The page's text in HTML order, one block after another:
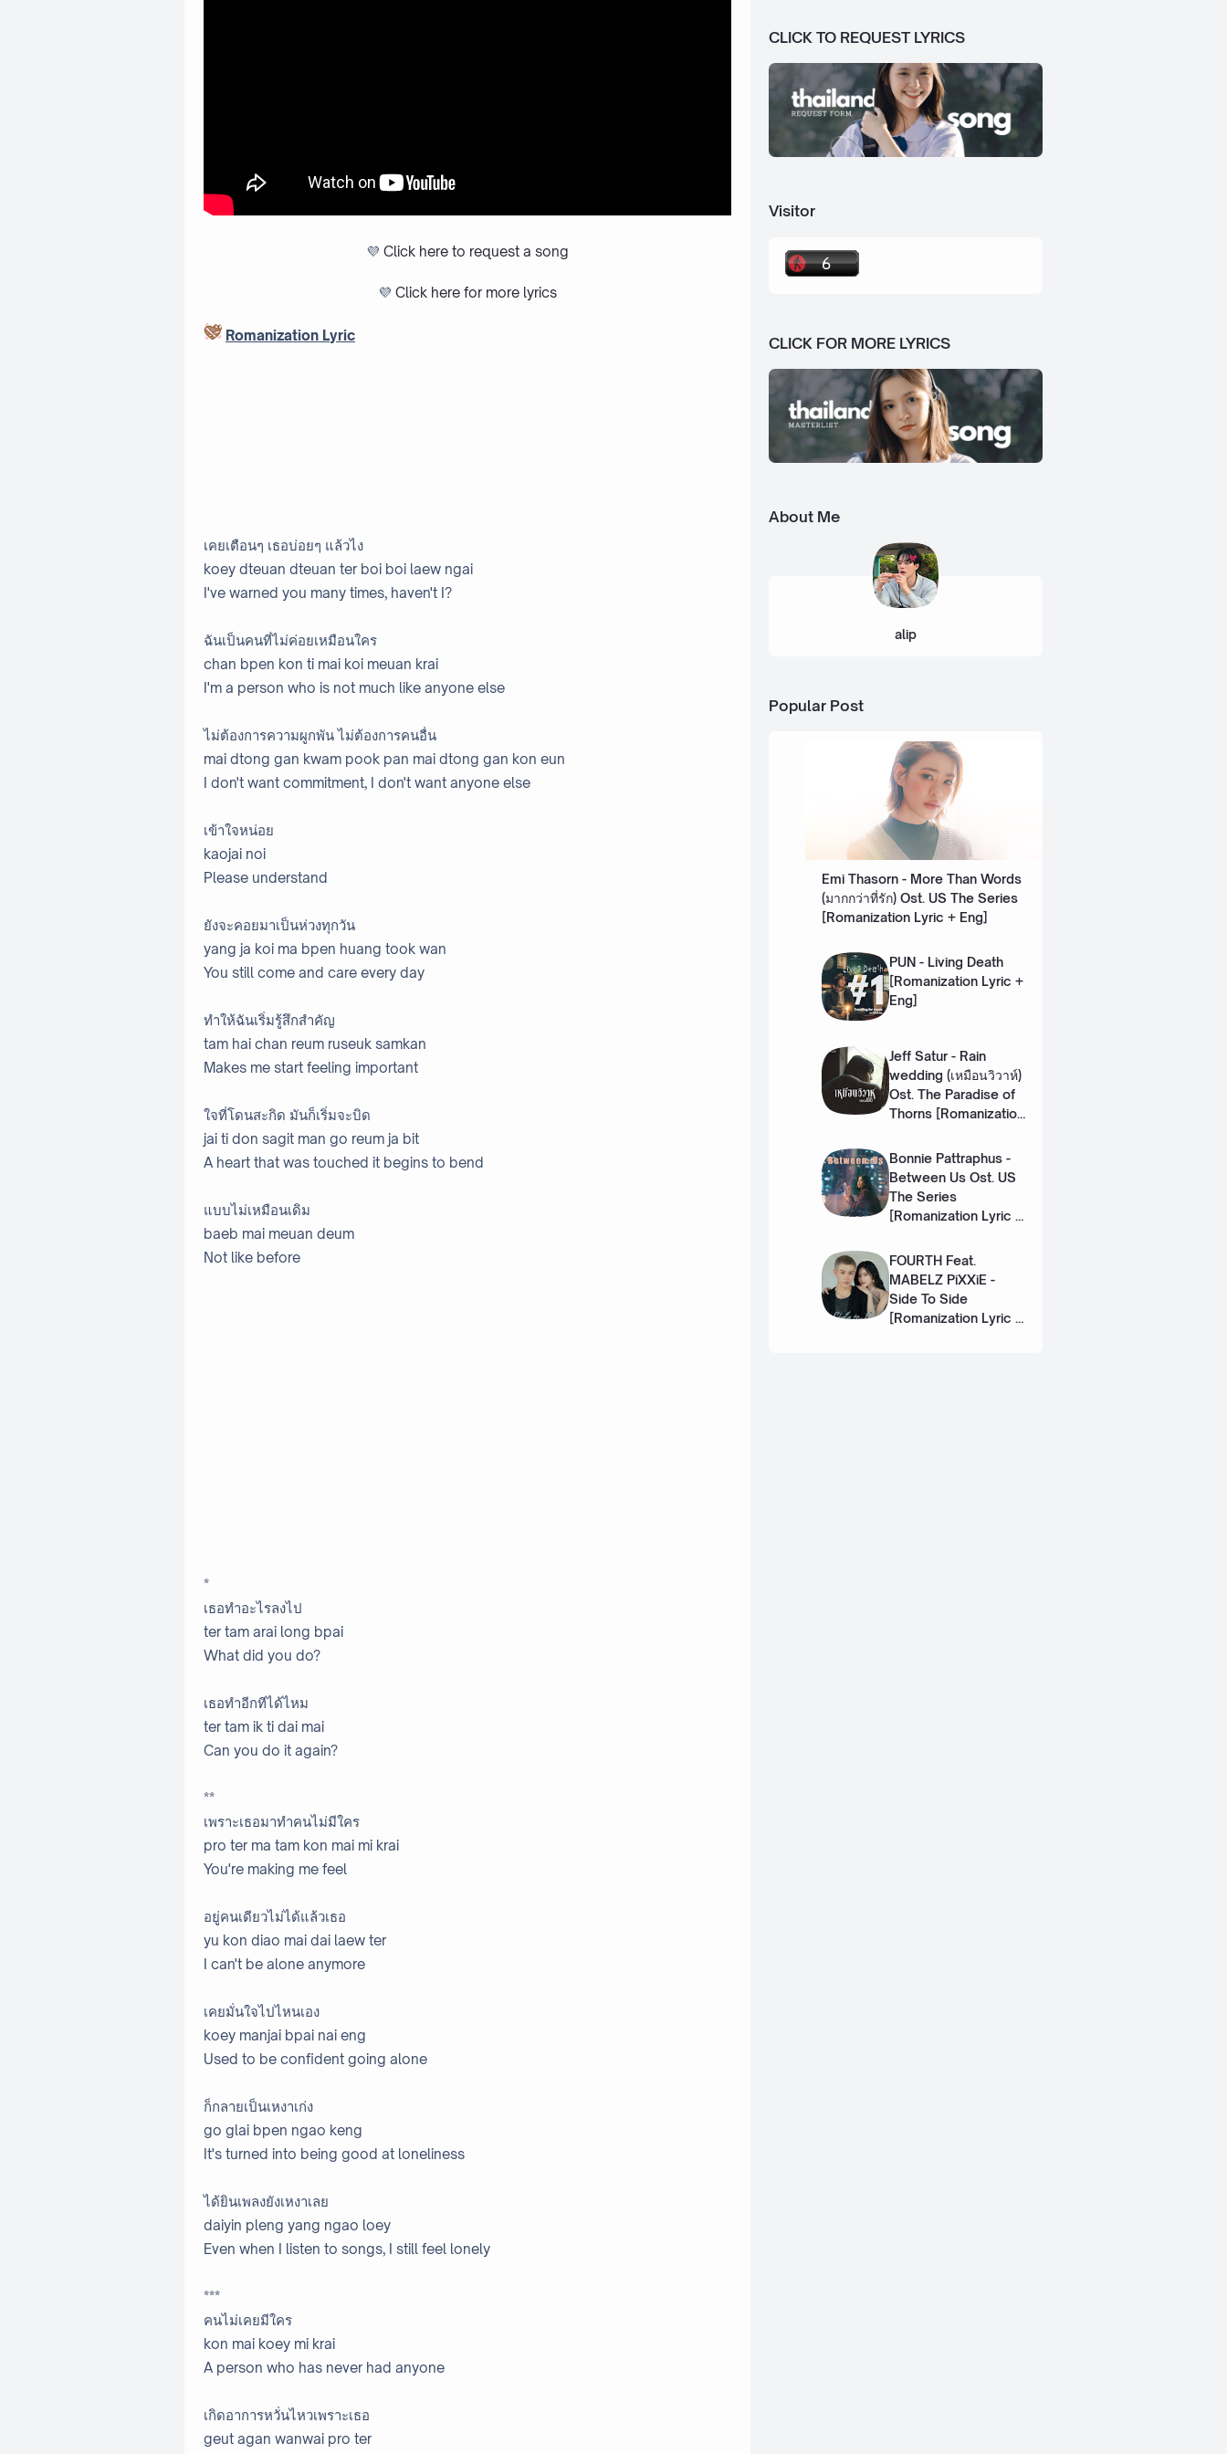
💜 Click here to request a song
💜 Click here for more lyrics
Romanization Lyric
เคยเตือนๆ เธอบ่อยๆ แล้วไง
koey dteuan dteuan ter boi boi laew ngai
I've warned you many times, haven't I?
ฉันเป็นคนที่ไม่ค่อยเหมือนใคร
chan bpen kon ti mai koi meuan krai
I'm a person who is not much like anyone else
ไม่ต้องการความผูกพัน ไม่ต้องการคนอื่น
mai dtong gan kwam pook pan mai dtong gan kon eun
I don't want commitment, I don't want anyone else
เข้าใจหน่อย
kaojai noi
Please understand
ยังจะคอยมาเป็นห่วงทุกวัน
yang ja koi ma bpen huang took wan
You still come and care every day
ทำให้ฉันเริ่มรู้สึกสำคัญ
tam hai chan reum ruseuk samkan
Makes me start feeling important
ใจที่โดนสะกิด มันก็เริ่มจะบิด
jai ti don sagit man go reum ja bit
A heart that was touched it begins to bend
แบบไม่เหมือนเดิม
baeb mai meuan deum
Not like before
*
เธอทำอะไรลงไป
ter tam arai long bpai
What did you do?
เธอทำอีกทีได้ไหม
ter tam ik ti dai mai
Can you do it again?
**
เพราะเธอมาทำคนไม่มีใคร
pro ter ma tam kon mai mi krai
You're making me feel
อยู่คนเดียวไม่ได้แล้วเธอ
yu kon diao mai dai laew ter
I can't be alone anymore
เคยมั่นใจไปไหนเอง
koey manjai bpai nai eng
Used to be confident going alone
ก็กลายเป็นเหงาเก่ง
go glai bpen ngao keng
It's turned into being good at loneliness
ได้ยินเพลงยังเหงาเลย
daiyin pleng yang ngao loey
Even when I listen to songs, I still feel lonely
***
คนไม่เคยมีใคร
kon mai koey mi krai
A person who has never had anyone
เกิดอาการหวั่นไหวเพราะเธอ
geut agan wanwai pro ter
CLICK TO REQUEST LYRICS
Visitor
CLICK FOR MORE LYRICS
About Me
alip
Popular Post
Emi Thasorn - More Than Words
(มากกว่าที่รัก) Ost. US The Series
[Romanization Lyric + Eng]
PUN - Living Death
[Romanization Lyric +
Eng]
Jeff Satur - Rain
wedding (เหมือนวิวาห์)
Ost. The Paradise of
Thorns [Romanization
Bonnie Pattraphus -
Between Us Ost. US
The Series
[Romanization Lyric +
FOURTH Feat.
MABELZ PiXXiE -
Side To Side
[Romanization Lyric +